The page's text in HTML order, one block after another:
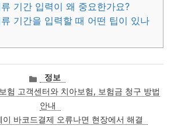
기간 입력이 왜 중요한가요?
기간을 입력할 때 어떤 팁이 있나
카
테
고
리
정보
험 고객센터와 치아보험, 보험금 청구 방법
안내
이 바코드결제 오류나면 현장에서 해결